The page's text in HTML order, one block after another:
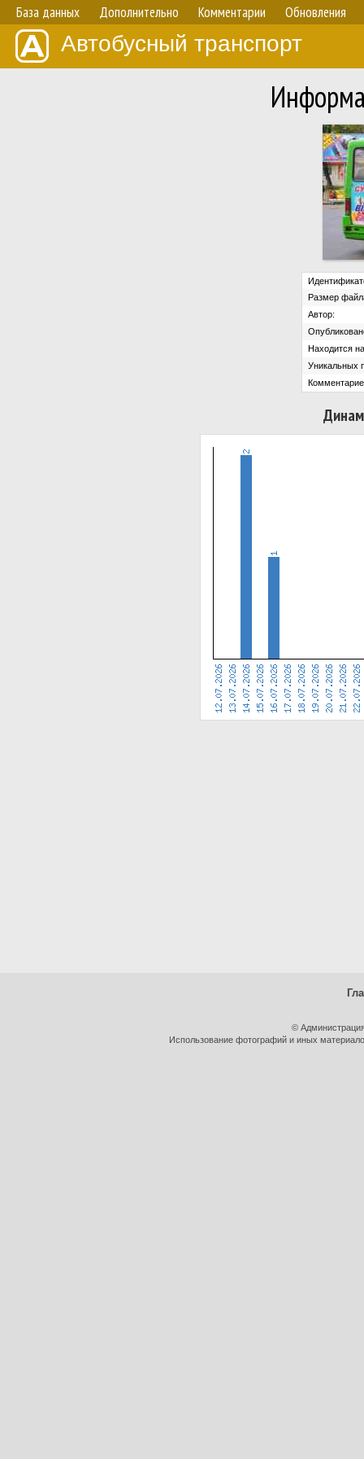
База данных Дополнительно Комментарии Обновления
Автобусный транспорт
Размер
Автор:
Находится
Уникальных
©
Использование фотографий и иных